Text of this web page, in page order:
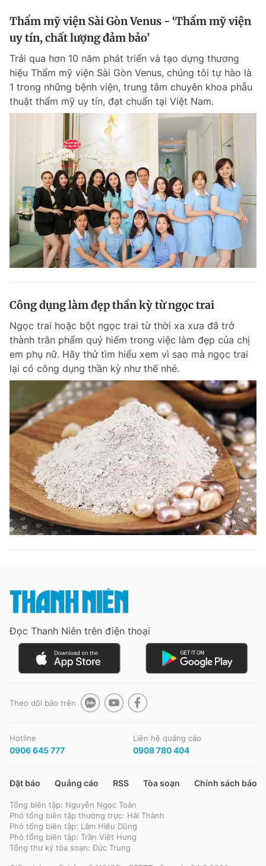
Thông tin tòa soạn Liên hệ quảng cáo
Đọc Thanh Niên trên điện thoại
Theo dõi báo trên
Hotline
0906 645 777
Liên hệ quảng cáo
0908 780 404
Đặt báo Quảng cáo RSS Tòa soạn Chính sách bảo
Phó tổng biên tập: Lâm Hiếu Dũng
Phó tổng biên tập: Trần Việt Hưng
Tổng thư ký tòa soạn: Đức Trung
Giấy phép xuất bản số 110/GP - BTTTT cấp ngày 24.3.2020
© 2003-2026 Bản quyền thuộc về Báo Thanh Niên. Cấm sao chép
dưới mọi hình thức nếu không có sự chấp thuận bằng văn bản.
Phát triển bởi ePi Technologies, JSC.
Thẩm mỹ viện Sài Gòn Venus - ‘Thẩm mỹ viện
uy tín, chất lượng đảm bảo’
Trải qua hơn 10 năm phát triển và tạo dựng thương
hiệu Thẩm mỹ viện Sài Gòn Venus, chúng tôi tự hào là
1 trong những bệnh viện, trung tâm chuyên khoa phẫu
thuật thẩm mỹ uy tín, đạt chuẩn tại Việt Nam.
Công dụng làm đẹp thần kỳ từ ngọc trai
Ngọc trai hoặc bột ngọc trai từ thời xa xưa đã trở
thành trân phẩm quý hiếm trong việc làm đẹp của chị
em phụ nữ. Hãy thử tìm hiểu xem vì sao mà ngọc trai
lại có công dụng thần kỳ như thế nhé.
Đọc Thanh Niên trên điện thoại
Theo dõi báo trên
Hotline
0906 645 777
Liên hệ quảng cáo
0908 780 404
Đặt báo Quảng cáo RSS Tòa soạn Chính sách bảo
Tổng biên tập: Nguyễn Ngọc Toàn
Phó tổng biên tập thường trực: Hải Thành
Phó tổng biên tập: Lâm Hiếu Dũng
Phó tổng biên tập: Trần Việt Hưng
Tổng thư ký tòa soạn: Đức Trung